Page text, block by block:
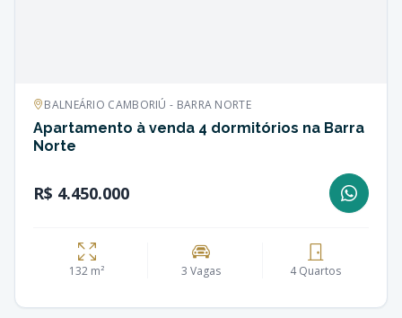
BALNEÁRIO CAMBORIÚ - BARRA NORTE
Apartamento à venda 4 dormitórios na Barra
Norte
R$ 4.450.000
132 m² 3 Vagas 4 Quartos